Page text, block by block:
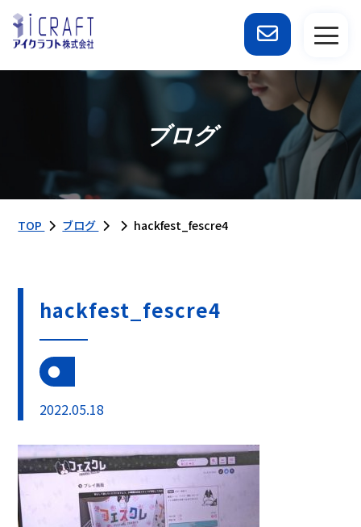
ブログ
TOP ブログ hackfest_fescre4
hackfest_fescre4
2022.05.18